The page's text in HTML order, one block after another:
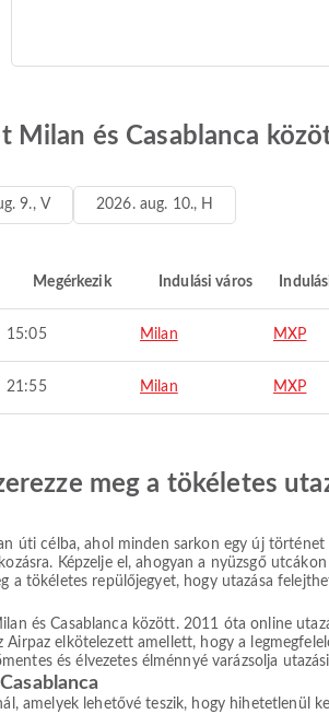
Milan és Casablanca
9., V 2026. aug. 10., H
Megérkezik Indulási város
15:05 Milan MXP
21:55 Milan MXP
meg a tökéletes
úti célba, ahol minden sarkon egy új
Képzelje el, ahogyan a nyüzsgő
a tökéletes repülőjegyet, hogy utazása
és Casablanca között. 2011 óta online
elkötelezett amellett, hogy a
és élvezetes élménnyé varázsolja
amelyek lehetővé teszik, hogy hihetetlenül